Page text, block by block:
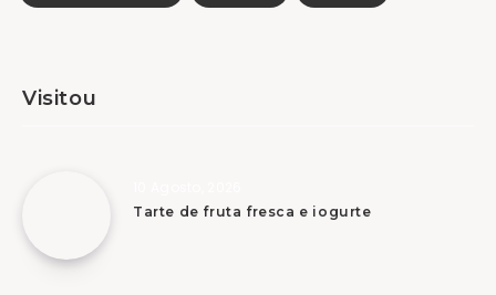
Visitou
Tarte de fruta fresca e iogurte